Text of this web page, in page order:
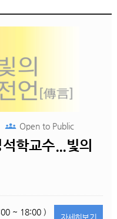
학교수...빛의
Open toPublic
~ 18:00 )